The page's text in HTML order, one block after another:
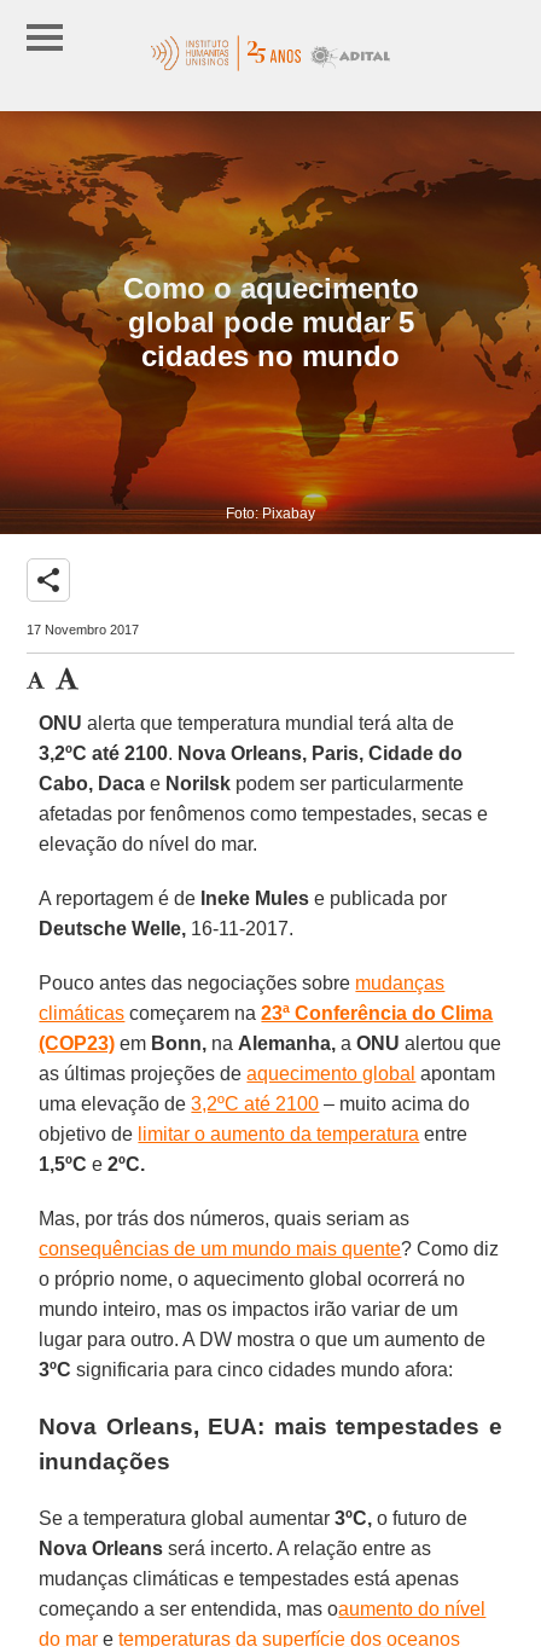
Como o aquecimento
global pode mudar 5
cidades no mundo
Foto: Pixabay
share
17 Novembro 2017
ONU alerta que temperatura mundial terá alta de
3,2ºC até 2100. Nova Orleans, Paris, Cidade do
Cabo, Daca e Norilsk podem ser particularmente
afetadas por fenômenos como tempestades, secas e
elevação do nível do mar.
A reportagem é de Ineke Mules e publicada por
Deutsche Welle, 16-11-2017.
Pouco antes das negociações sobre mudanças
climáticas começarem na23ª Conferência do Clima
(COP23) em Bonn, na Alemanha, aONU alertou que
as últimas projeções deaquecimento global apontam
uma elevação de3,2ºC até 2100 – muito acima do
objetivo de limitar o aumento da temperatura entre
1,5ºC e2ºC.
Mas, por trás dos números, quais seriam as
consequências de um mundo mais quente? Como diz
o próprio nome, o aquecimento global ocorrerá no
mundo inteiro, mas os impactos irão variar de um
lugar para outro. A DW mostra o que um aumento de
3ºC significaria para cinco cidades mundo afora:
Nova Orleans, EUA: mais tempestades e
inundações
Se a temperatura global aumentar3ºC, o futuro de
Nova Orleans será incerto. A relação entre as
mudanças climáticas e tempestades está apenas
começando a ser entendida, mas oaumento do nível
do mar etemperaturas da superfície dos oceanos